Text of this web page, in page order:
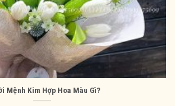
Mệnh Kim Hợp Hoa Màu Gì?